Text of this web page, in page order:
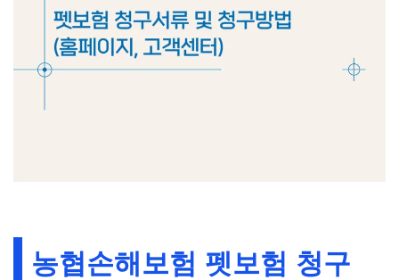
농협손해보험 펫보험 청구